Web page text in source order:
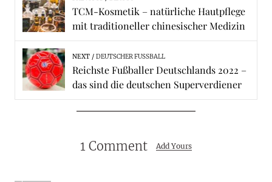
TCM-Kosmetik – natürliche Hautpflege
mit traditioneller chinesischer Medizin
NEXT DEUTSCHER FUSSBALL
Reichste Fußballer Deutschlands 2022 –
das sind die deutschen Superverdiener
1 Comment Add Yours